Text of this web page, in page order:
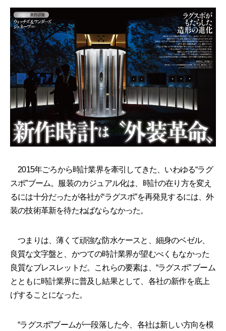
2015年ごろから時計業界を牽引してきた、いわゆる“ラグ
スポ”ブーム。服装のカジュアル化は、時計の在り方を変え
るには十分だったが各社が“ラグスポ”を再発見するには、外
装の技術革新を待たねばならなかった。
つまりは、薄くて頑強な防水ケースと、細身のベゼル、
良質な文字盤と、かつての時計業界が望むべくもなかった
良質なブレスレットだ。これらの要素は、“ラグスポ” ブーム
とともに時計業界に普及し結果として、各社の新作を底上
げすることになった。
“ラグスポ”ブームが一段落した今、各社は新しい方向を模